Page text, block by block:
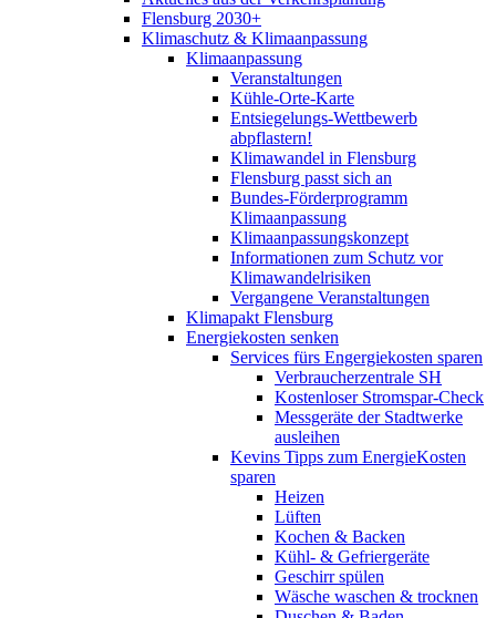
Flensburg 2030+
Klimaschutz & Klimaanpassung
Klimaanpassung
Veranstaltungen
Kühle-Orte-Karte
Entsiegelungs-Wettbewerb
abpflastern!
Klimawandel in Flensburg
Flensburg passt sich an
Bundes-Förderprogramm
Klimaanpassung
Klimaanpassungskonzept
Informationen zum Schutz vor
Klimawandelrisiken
Vergangene Veranstaltungen
Klimapakt Flensburg
Energiekosten senken
Services fürs Engergiekosten sparen
Verbraucherzentrale SH
Kostenloser Stromspar-Check
Messgeräte der Stadtwerke
ausleihen
Kevins Tipps zum EnergieKosten
sparen
Heizen
Lüften
Kochen & Backen
Kühl- & Gefriergeräte
Geschirr spülen
Wäsche waschen & trocknen